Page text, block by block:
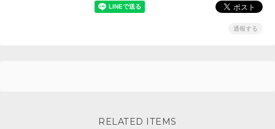
通報する
RELATED ITEMS